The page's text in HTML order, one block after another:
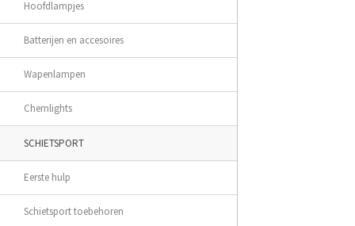
Hoofdlampjes
Batterijen en accesoires
Wapenlampen
Chemlights
SCHIETSPORT
Eerste hulp
Schietsport toebehoren